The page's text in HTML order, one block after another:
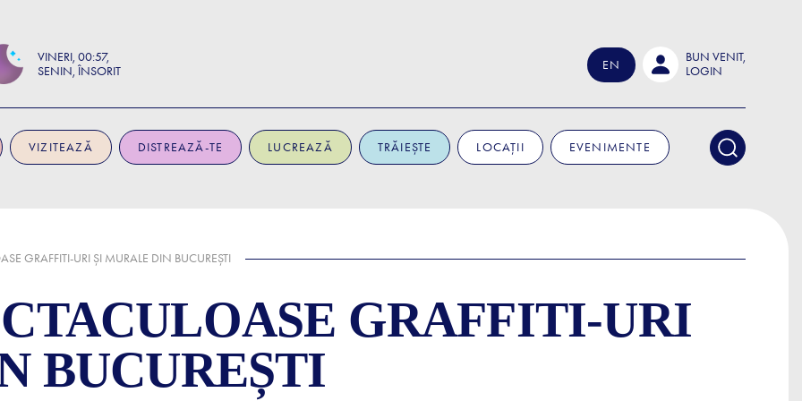
VINERI 00:57
SENIN, ÎNSORIT
EN
BUN VENIT,
LOGIN
VIZITEAZĂ DISTREAZĂ-TE LUCREAZĂ TRĂIEȘTE LOCAȚII EVENIMENTE
GRAFFITI-URI ȘI MURALE DIN BUCUREȘTI
GRAFFITI-URI
BUCUREȘTI